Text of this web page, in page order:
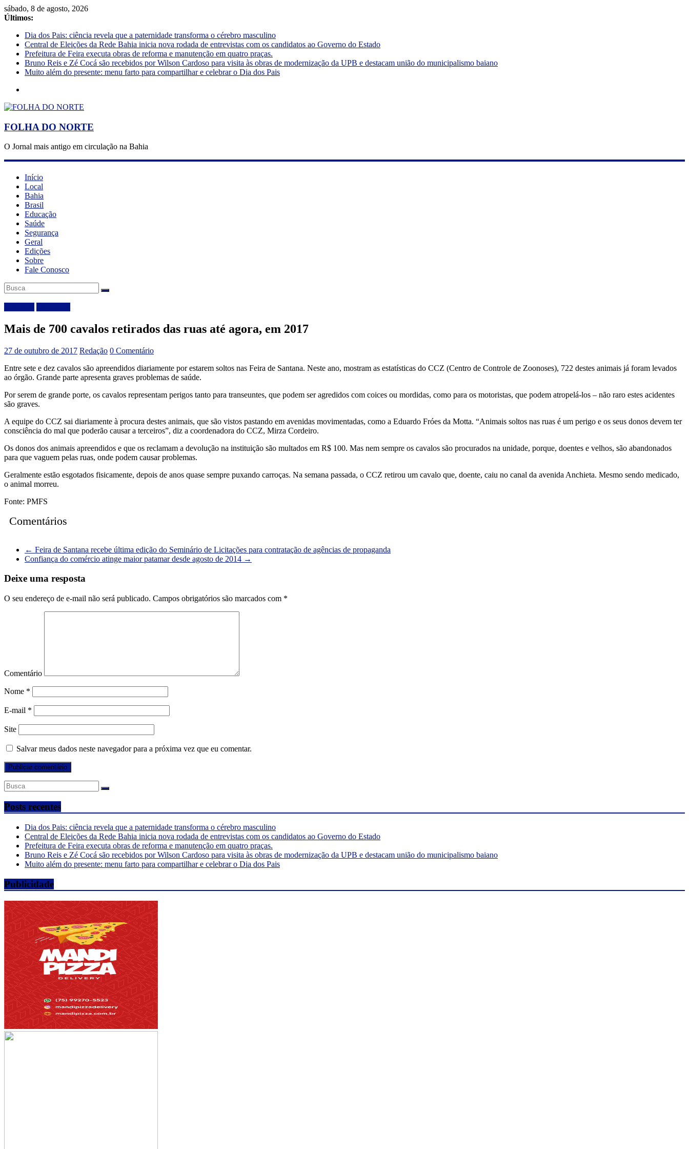
sábado, 8 de agosto, 2026
Últimos:
Dia dos Pais: ciência revela que a paternidade transforma o cérebro masculino
Central de Eleições da Rede Bahia inicia nova rodada de entrevistas com os candidatos ao Governo do Estado
Prefeitura de Feira executa obras de reforma e manutenção em quatro praças.
Bruno Reis e Zé Cocá são recebidos por Wilson Cardoso para visita às obras de modernização da UPB e destacam união do municipalismo baiano
Muito além do presente: menu farto para compartilhar e celebrar o Dia dos Pais
FOLHA DO NORTE
O Jornal mais antigo em circulação na Bahia
Início
Local
Bahia
Brasil
Educação
Saúde
Segurança
Geral
Edições
Sobre
Fale Conosco
Mais de 700 cavalos retirados das ruas até agora, em 2017
27 de outubro de 2017 Redação 0 Comentário
Entre sete e dez cavalos são apreendidos diariamente por estarem soltos nas Feira de Santana. Neste ano, mostram as estatísticas do CCZ (Centro de Controle de Zoonoses), 722 destes animais já foram levados
ao órgão. Grande parte apresenta graves problemas de saúde.
Por serem de grande porte, os cavalos representam perigos tanto para transeuntes, que podem ser agredidos com coices ou mordidas, como para os motoristas, que podem atropelá-los – não raro estes acidentes
são graves.
A equipe do CCZ sai diariamente à procura destes animais, que são vistos pastando em avenidas movimentadas, como a Eduardo Fróes da Motta. “Animais soltos nas ruas é um perigo e os seus donos devem ter
consciência do mal que poderão causar a terceiros”, diz a coordenadora do CCZ, Mirza Cordeiro.
Os donos dos animais apreendidos e que os reclamam a devolução na instituição são multados em R$ 100. Mas nem sempre os cavalos são procurados na unidade, porque, doentes e velhos, são abandonados
para que vaguem pelas ruas, onde podem causar problemas.
Geralmente estão esgotados fisicamente, depois de anos quase sempre puxando carroças. Na semana passada, o CCZ retirou um cavalo que, doente, caiu no canal da avenida Anchieta. Mesmo sendo medicado,
o animal morreu.
Fonte: PMFS
Comentários
← Feira de Santana recebe última edição do Seminário de Licitações para contratação de agências de propaganda
Confiança do comércio atinge maior patamar desde agosto de 2014 →
Deixe uma resposta
O seu endereço de e-mail não será publicado. Campos obrigatórios são marcados com *
Comentário
Nome *
E-mail *
Site
Salvar meus dados neste navegador para a próxima vez que eu comentar.
Posts recentes
Dia dos Pais: ciência revela que a paternidade transforma o cérebro masculino
Central de Eleições da Rede Bahia inicia nova rodada de entrevistas com os candidatos ao Governo do Estado
Prefeitura de Feira executa obras de reforma e manutenção em quatro praças.
Bruno Reis e Zé Cocá são recebidos por Wilson Cardoso para visita às obras de modernização da UPB e destacam união do municipalismo baiano
Muito além do presente: menu farto para compartilhar e celebrar o Dia dos Pais
Publicidade